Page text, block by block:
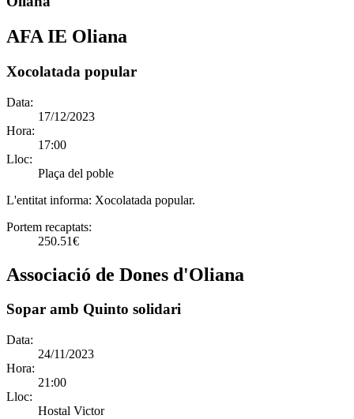
AFA IE Oliana
Xocolatada popular
Data:
17/12/2023
Hora:
17:00
Lloc:
Plaça del poble
L'entitat informa: Xocolatada popular.
Portem recaptats:
250.51€
Associació de Dones d'Oliana
Sopar amb Quinto solidari
Data:
24/11/2023
Hora:
21:00
Lloc:
Hostal Victor